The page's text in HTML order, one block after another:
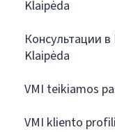
Klaipėda
Консультации
Klaipėda
VMI teikiamos
VMI kliento